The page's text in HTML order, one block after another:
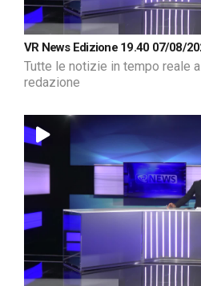
VR News Edizione 19.40 07/08/
Tutte le notizie in tempo reale
redazione